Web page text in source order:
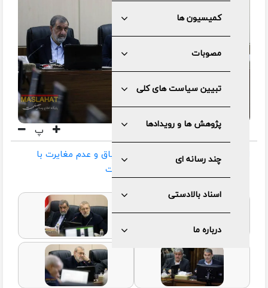
کمیسیون ها
مصوبات
تبیین سیاست های کلی
پژوهش ها و رویدادها
چند رسانه ای
اسناد بالادستی
درباره ما
پ
ادامه بررسی بودجه ۱۴۰۴ از حیث انطباق و عدم مغایرت با
سیاست‌های کلی در هیئت عالی نظارت